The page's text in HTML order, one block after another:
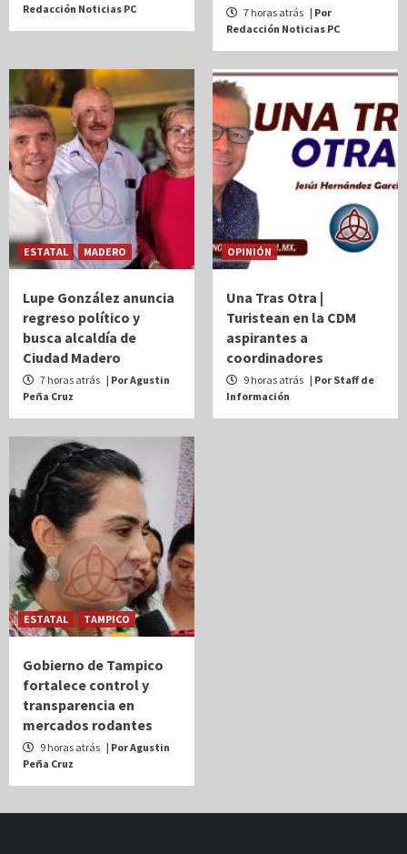
Redacción Noticias PC
7 horas atrás | Por
Redacción Noticias PC
ESTATAL MADERO
Lupe González anuncia
regreso político y
busca alcaldía de
Ciudad Madero
7 horas atrás | Por Agustin
Peña Cruz
OPINIÓN
Una Tras Otra |
Turistean en la CDM
aspirantes a
coordinadores
9 horas atrás | Por Staff de
Información
ESTATAL TAMPICO
Gobierno de Tampico
fortalece control y
transparencia en
mercados rodantes
9 horas atrás | Por Agustin
Peña Cruz